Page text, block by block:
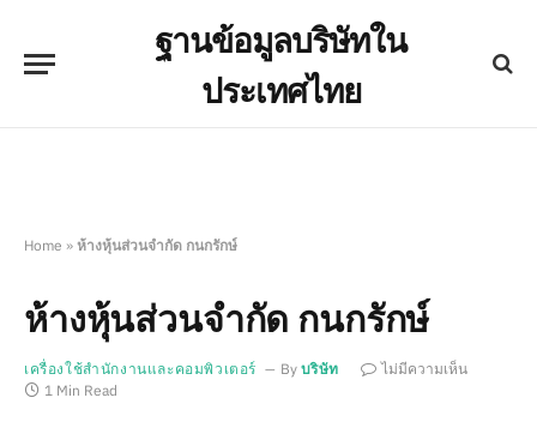
ฐานข้อมูลบริษัทใน
ประเทศไทย
Home » ห้างหุ้นส่วนจำกัด กนกรักษ์
ห้างหุ้นส่วนจำกัด กนกรักษ์
เครื่องใช้สำนักงานและคอมพิวเตอร์ By บริษัท
ไม่มีความเห็น
1 Min Read